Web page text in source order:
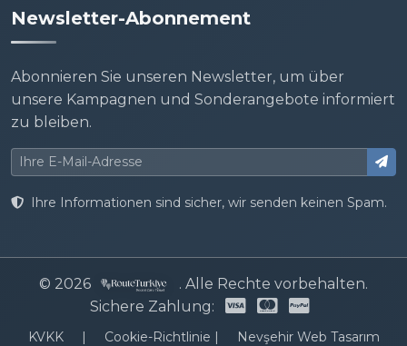
Newsletter-Abonnement
Abonnieren Sie unseren Newsletter, um über
unsere Kampagnen und Sonderangebote informiert
zu bleiben.
Ihre Informationen sind sicher, wir senden keinen Spam.
© 2026
. Alle Rechte vorbehalten.
Sichere Zahlung:
KVKK | Cookie-Richtlinie | Nevşehir Web Tasarım